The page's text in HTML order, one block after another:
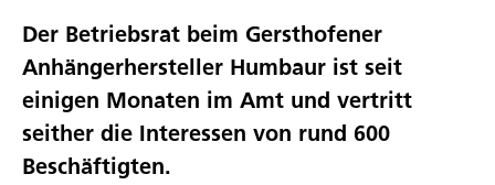
Der Betriebsrat beim Gersthofener
Anhängerhersteller Humbaur ist seit
einigen Monaten im Amt und vertritt
seither die Interessen von rund 600
Beschäftigten.